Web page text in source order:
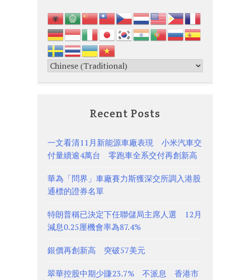
Recent Posts
一文看清11月新能源車廠表現 小米汽車交
付量續逾4萬台 零跑車全系交付再創新高
華為「問界」車廠賽力斯獲深交所調入港股
通標的證券名單
特朗普稱已決定下任聯儲局主席人選 12月
減息0.25厘機會率為87.4%
銀價再創新高 突破57美元
翠華控股中期少賺23.7% 不派息 香港市